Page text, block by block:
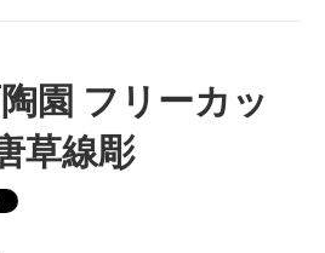
園 フリーカッ
草線彫